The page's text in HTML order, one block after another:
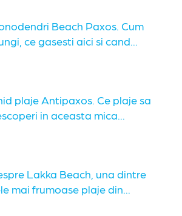
Beach Paxos. Cum
ce gasesti aici si cand...
plaje Antipaxos. Ce plaje sa
in aceasta mica...
Lakka Beach, una dintre
mai frumoase plaje din...